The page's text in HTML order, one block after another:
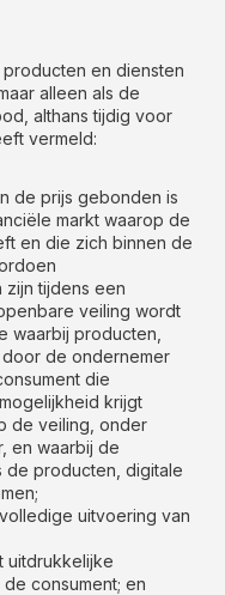
en diensten
alleen als de
althans tijdig voor
vermeld:
de prijs gebonden is
markt waarop de
en die zich binnen de
tijdens een
veiling wordt
waarbij producten,
de ondernemer
die
krijgt
de veiling, onder
en waarbij de
de producten, digitale
uitvoering van
uitdrukkelijke
consument; en